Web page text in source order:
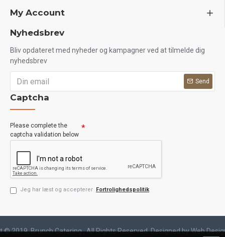
My Account
Nyhedsbrev
Bliv opdateret med nyheder og kampagner ved at tilmelde dig
nyhedsbrev
Send
Captcha
Please complete the
captcha validation below
Jeg har læst og accepterer Fortrolighedspolitik
© 2019, Brunch Catering , All Rights Reserved. Designed by Web